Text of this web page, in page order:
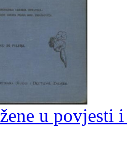
u povjesti